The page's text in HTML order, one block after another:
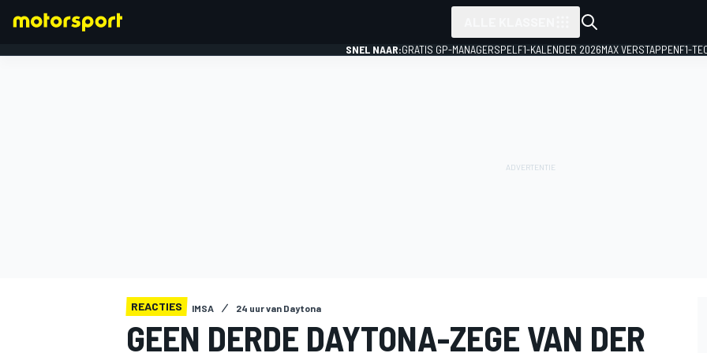
SNEL NAAR:GRATIS GP-MANAGERSPEL F1-KALENDER 2026MAX VERSTAPPENF1-
REACTIES IMSA 24 uur van Daytona
GEEN DERDE DAYTONA-ZEGE VAN DER